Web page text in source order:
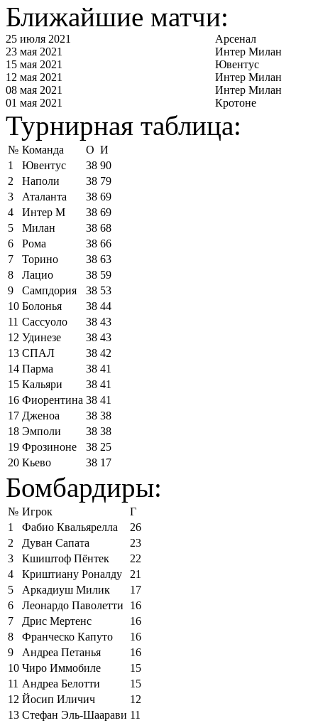
Ближайшие матчи:
25 июля 2021
Арсенал
23 мая 2021
Интер Милан
15 мая 2021
Ювентус
12 мая 2021
Интер Милан
08 мая 2021
Интер Милан
01 мая 2021
Кротоне
Турнирная таблица:
№ Команда О И
1
Ювентус 38 90
2
Наполи 38 79
3
Аталанта 38 69
4
Интер М 38 69
5
Милан 38 68
6
Рома 38 66
7
Торино 38 63
8
Лацио 38 59
9
Сампдория 38 53
10 Болонья 38 44
11 Сассуоло 38 43
12 Удинезе 38 43
13 СПАЛ 38 42
14 Парма 38 41
15 Кальяри 38 41
16 Фиорентина 38 41
17 Дженоа 38 38
18 Эмполи 38 38
19 Фрозиноне 38 25
20 Кьево 38 17
Бомбардиры:
№ Игрок
Г
1
Фабио Квальярелла
26
2
Дуван Сапата
23
3
Кшиштоф Пёнтек
22
4
Криштиану Роналду
21
5
Аркадиуш Милик
17
6
Леонардо Паволетти
16
7
Дрис Мертенс
16
8
Франческо Капуто
16
9
Андреа Петанья
16
10 Чиро Иммобиле
15
11 Андреа Белотти
15
12 Йосип Иличич
12
13 Стефан Эль-Шаарави 11